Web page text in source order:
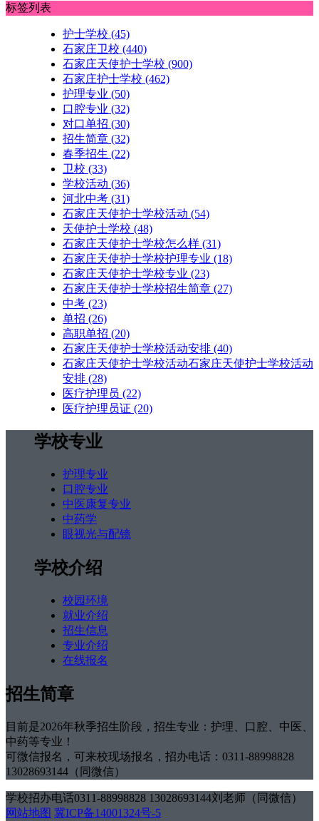
标签列表
护士学校 (45)
石家庄卫校 (440)
石家庄天使护士学校 (900)
石家庄护士学校 (462)
护理专业 (50)
口腔专业 (32)
对口单招 (30)
招生简章 (32)
春季招生 (22)
卫校 (33)
学校活动 (36)
河北中考 (31)
石家庄天使护士学校活动 (54)
天使护士学校 (48)
石家庄天使护士学校怎么样 (31)
石家庄天使护士学校护理专业 (18)
石家庄天使护士学校专业 (23)
石家庄天使护士学校招生简章 (27)
中考 (23)
单招 (26)
高职单招 (20)
石家庄天使护士学校活动安排 (40)
石家庄天使护士学校活动石家庄天使护士学校活动
安排 (28)
医疗护理员 (22)
医疗护理员证 (20)
学校专业
护理专业
口腔专业
中医康复专业
中药学
眼视光与配镜
学校介绍
校园环境
就业介绍
招生信息
专业介绍
在线报名
招生简章
目前是2026年秋季招生阶段，招生专业：护理、口腔、中医、
中药等专业！
可微信报名，可来校现场报名，招办电话：0311-88998828
13028693144（同微信）
学校招办电话0311-88998828 13028693144刘老师（同微信）
网站地图 冀ICP备14001324号-5